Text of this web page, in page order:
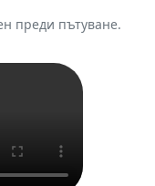
преди пътуване.